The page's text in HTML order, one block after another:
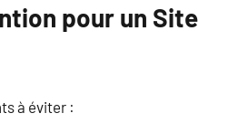
pour un Site
à éviter :